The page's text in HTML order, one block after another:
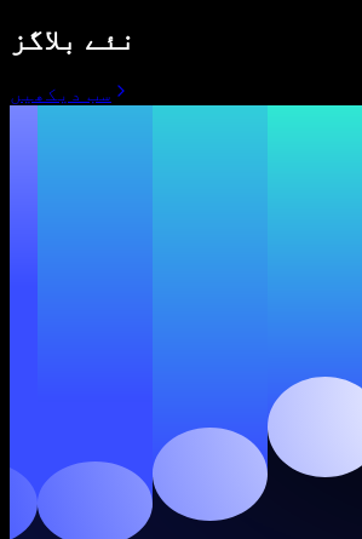
نئے بلاگز
سب دیکھیں